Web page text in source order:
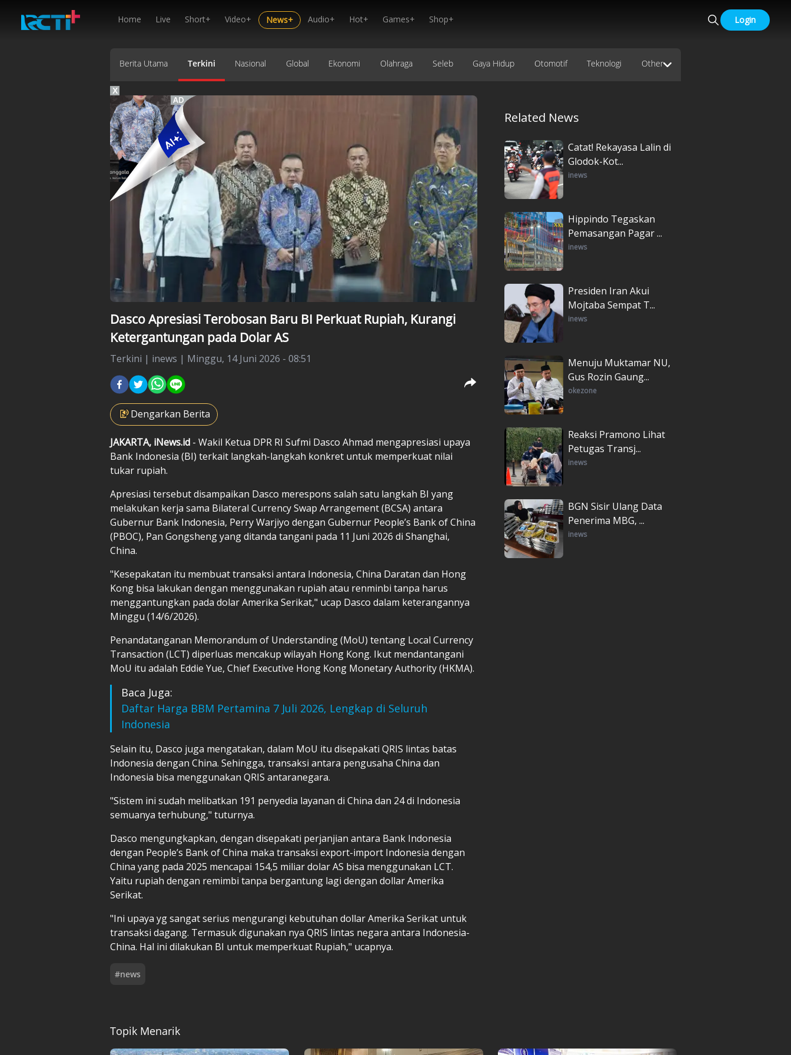
Home Live Short+ Video+ News+ Audio+ Hot+ Games+ Shop+ Login
Berita Utama Terkini Nasional Global Ekonomi Olahraga Seleb Gaya Hidup Otomotif Teknologi Other
Dasco Apresiasi Terobosan Baru BI Perkuat Rupiah, Kurangi
Ketergantungan pada Dolar AS
Terkini | inews | Minggu, 14 Juni 2026 - 08:51
Dengarkan Berita
JAKARTA, iNews.id - Wakil Ketua DPR RI Sufmi Dasco Ahmad mengapresiasi upaya
Bank Indonesia (BI) terkait langkah-langkah konkret untuk memperkuat nilai
tukar rupiah.
Apresiasi tersebut disampaikan Dasco merespons salah satu langkah BI yang
melakukan kerja sama Bilateral Currency Swap Arrangement (BCSA) antara
Gubernur Bank Indonesia, Perry Warjiyo dengan Gubernur People’s Bank of China
(PBOC), Pan Gongsheng yang ditanda tangani pada 11 Juni 2026 di Shanghai,
China.
"Kesepakatan itu membuat transaksi antara Indonesia, China Daratan dan Hong
Kong bisa lakukan dengan menggunakan rupiah atau renminbi tanpa harus
menggantungkan pada dolar Amerika Serikat," ucap Dasco dalam keterangannya
Minggu (14/6/2026).
Penandatanganan Memorandum of Understanding (MoU) tentang Local Currency
Transaction (LCT) diperluas mencakup wilayah Hong Kong. Ikut mendantangani
MoU itu adalah Eddie Yue, Chief Executive Hong Kong Monetary Authority (HKMA).
Baca Juga:
Daftar Harga BBM Pertamina 7 Juli 2026, Lengkap di Seluruh
Indonesia
Selain itu, Dasco juga mengatakan, dalam MoU itu disepakati QRIS lintas batas
Indonesia dengan China. Sehingga, transaksi antara pengusaha China dan
Indonesia bisa menggunakan QRIS antaranegara.
"Sistem ini sudah melibatkan 191 penyedia layanan di China dan 24 di Indonesia
semuanya terhubung," tuturnya.
Dasco mengungkapkan, dengan disepakati perjanjian antara Bank Indonesia
dengan People’s Bank of China maka transaksi export-import Indonesia dengan
China yang pada 2025 mencapai 154,5 miliar dolar AS bisa menggunakan LCT.
Yaitu rupiah dengan remimbi tanpa bergantung lagi dengan dollar Amerika
Serikat.
"Ini upaya yg sangat serius mengurangi kebutuhan dollar Amerika Serikat untuk
transaksi dagang. Termasuk digunakan nya QRIS lintas negara antara Indonesia-
China. Hal ini dilakukan BI untuk memperkuat Rupiah," ucapnya.
#news
Related News
Catat! Rekayasa Lalin di
Glodok-Kot...
inews
Hippindo Tegaskan
Pemasangan Pagar ...
inews
Presiden Iran Akui
Mojtaba Sempat T...
inews
Menuju Muktamar NU,
Gus Rozin Gaung...
okezone
Reaksi Pramono Lihat
Petugas Transj...
inews
BGN Sisir Ulang Data
Penerima MBG, ...
inews
Topik Menarik
X